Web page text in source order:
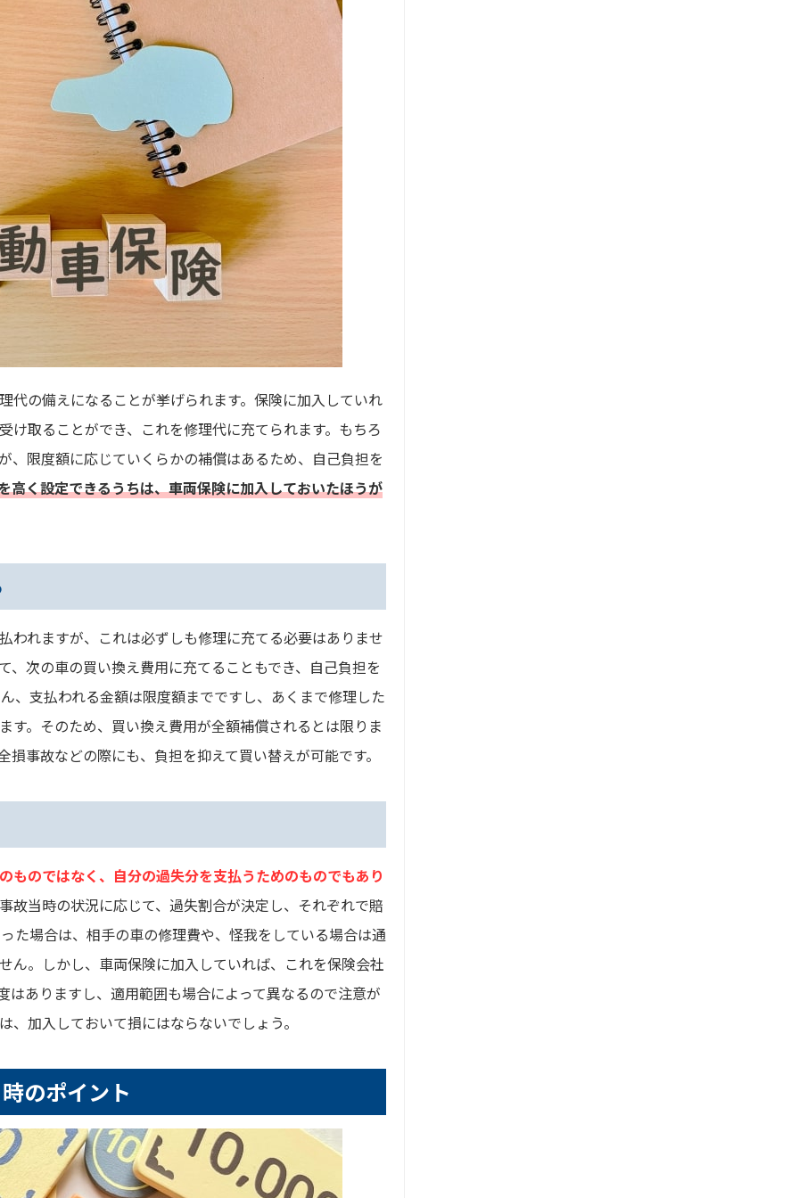
代の備えになることが挙げられます。保険に加入していれ
け取ることができ、これを修理代に充てられます。もちろ
、限度額に応じていくらかの補償はあるため、自己負担を
高く設定できるうちは、車両保険に加入しておいたほうが
われますが、これは必ずしも修理に充てる必要はありませ
、次の車の買い換え費用に充てることもでき、自己負担を
、支払われる金額は限度額までですし、あくまで修理した
す。そのため、買い換え費用が全額補償されるとは限りま
事故などの際にも、負担を抑えて買い替えが可能です。
ものではなく、自分の過失分を支払うためのものでもあり
故当時の状況に応じて、過失割合が決定し、それぞれで賠
た場合は、相手の車の修理費や、怪我をしている場合は通
ん。しかし、車両保険に加入していれば、これを保険会社
はありますし、適用範囲も場合によって異なるので注意が
加入しておいて損にはならないでしょう。
のポイント